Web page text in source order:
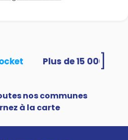
nos communes
à la carte